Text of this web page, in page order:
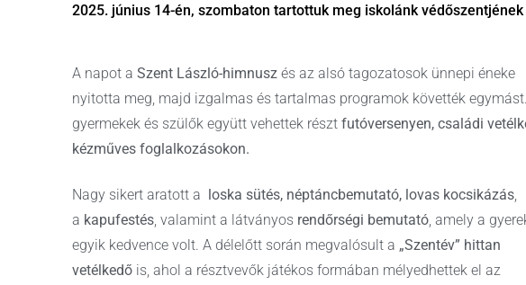
2025. június 14-én, szombaton tartottuk meg iskolánk
A napot a Szent László-himnusz és az alsó tagozatosok ünnepi éneke
nyitotta meg, majd izgalmas és tartalmas programok követték
gyermekek és szülők együtt vehettek részt futóversenyen, családi
kézműves foglalkozásokon.
Nagy sikert aratott a loska sütés, néptáncbemutató, lovas kocsikázás,
a kapufestés, valamint a látványos rendőrségi bemutató, amely a
egyik kedvence volt. A délelőtt során megvalósult a „Szentév” hittan
vetélkedő is, ahol a résztvevők játékos formában mélyedhettek el az